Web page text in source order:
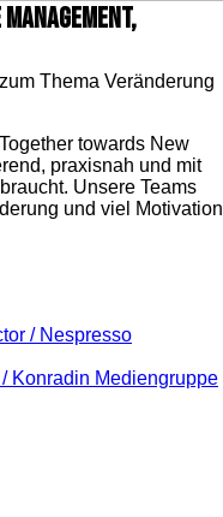
towards New
praxisnah und mit
Unsere Teams
und viel Motivation
/ Nespresso
Konradin Mediengruppe